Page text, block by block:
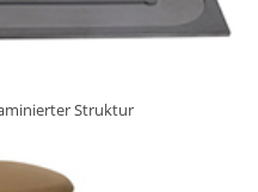
Struktur